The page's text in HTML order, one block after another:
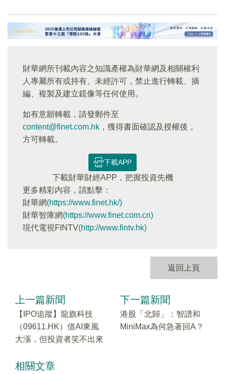
財華網所刊載內容之知識產權為財華網及相關權利
人專屬所有或持有。未經許可，禁止進行轉載、摘
編、複製及建立鏡像等任何使用。
如有意願轉載，請發郵件至
content@finet.com.hk ，獲得書面確認及授權後，
方可轉載。
下載APP
下載財華財經APP，把握投資先機
更多精彩内容，請點擊：
財華網(https://www.finet.hk/)
財華智庫網(https://www.finet.com.cn)
現代電視FINTV(http://www.fintv.hk)
返回上頁
上一篇新聞
【IPO追蹤】龍旗科技
（09611.HK）借AI東風
大漲，但投資者笑不出來
下一篇新聞
港股「北歸」：智譜和
MiniMax為何急著回A？
相關文章